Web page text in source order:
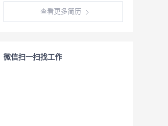
查看更多简历
微信扫一扫找工作